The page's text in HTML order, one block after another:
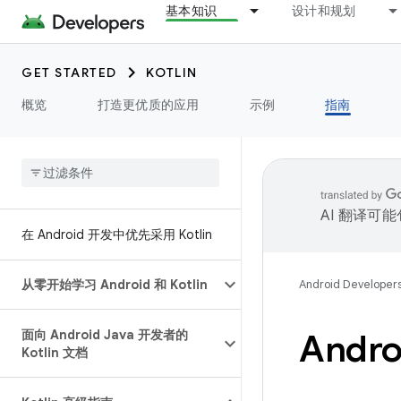
基本知识 设计和规划
GET STARTED
KOTLIN
概览
打造更优质的应用 示例 指南
在 Android 开发中优先采用 Kotlin
从零开始学习 Android 和 Kotlin
面向 Android Java 开发者的
Kotlin 文档
AI 翻译可能
Android